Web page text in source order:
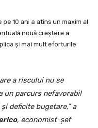
10 ani a atins un maxim al
nouă creștere a
și mai mult eforturile
a riscului nu se
un parcurs nefavorabil
deficite bugetare,” a
, economist-șef